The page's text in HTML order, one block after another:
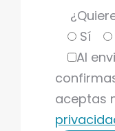
Sí
Al
aceptas